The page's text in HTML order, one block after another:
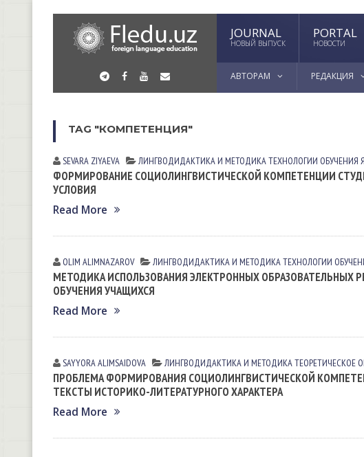
JOURNAL
НОВЫЙ ВЫПУСК
PORTAL
НОВОСТИ
АВТОРАМ РЕДАКЦИЯ
TAG "КОМПЕТЕНЦИЯ"
SEVARA ZIYAEVА ЛИНГВОДИДАКТИКА И МЕТОДИКАТЕХНОЛОГИИ ОБУЧЕНИЯ
ФОРМИРОВАНИЕ СОЦИОЛИНГВИСТИЧЕСКОЙ КОМПЕТЕНЦИИ
УСЛОВИЯ
Read More
OLIM ALIMNAZAROV ЛИНГВОДИДАКТИКА И МЕТОДИКАТЕХНОЛОГИИ
МЕТОДИКА ИСПОЛЬЗОВАНИЯ ЭЛЕКТРОННЫХ ОБРАЗОВАТЕЛЬНЫХ
ОБУЧЕНИЯ УЧАЩИХСЯ
Read More
SAYYORA АLIMSАIDOVА ЛИНГВОДИДАКТИКА И МЕТОДИКАТЕОРЕТИЧЕСКОЕ
ПРОБЛЕМА ФОРМИРОВАНИЯ СОЦИОЛИНГВИСТИЧЕСКОЙ
ТЕКСТЫ ИСТОРИКО-ЛИТЕРАТУРНОГО ХАРАКТЕРА
Read More